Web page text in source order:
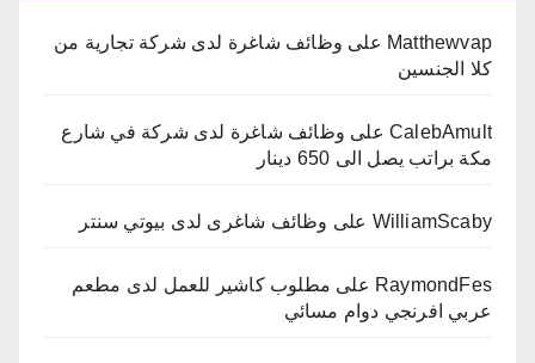
Matthewvap على وظائف شاغرة لدى شركة تجارية من
كلا الجنسين
CalebAmult على وظائف شاغرة لدى شركة في شارع
مكة براتب يصل الى 650 دينار
WilliamScaby على وظائف شاغرى لدى بيوتي سنتر
RaymondFes على مطلوب كاشير للعمل لدى مطعم
عربي افرنجي دوام مسائي